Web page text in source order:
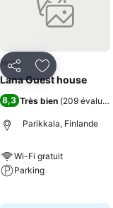
PartagerAjouter à
Hotel
Lana Guest house
8,3 Très bien (209
Parikkala, Finlande
Wi-Fi gratuit
Parking